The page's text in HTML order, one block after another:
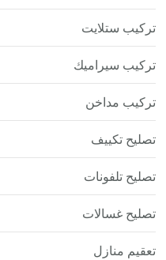
تركيب ستلايت
تركيب سيراميك
تركيب مداخن
تصليح تكييف
تصليح تلفونات
تصليح غسالات
تعقيم منازل